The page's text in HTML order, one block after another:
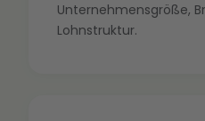
Unternehmensgröße,
Lohnstruktur.